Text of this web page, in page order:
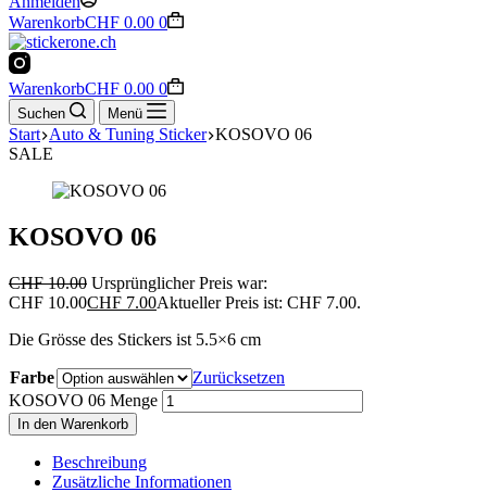
WarenkorbCHF 0.00 0
WarenkorbCHF 0.00 0
Suchen Menü
Start Auto & Tuning Sticker KOSOVO 06
SALE
KOSOVO 06
CHF10.00 Ursprünglicher Preis war:
CHF 10.00CHF 7.00Aktueller Preis ist: CHF 7.00.
Die Grösse des Stickers ist 5.5×6 cm
Farbe
Zurücksetzen
KOSOVO 06 Menge
In den Warenkorb
Beschreibung
Zusätzliche Informationen